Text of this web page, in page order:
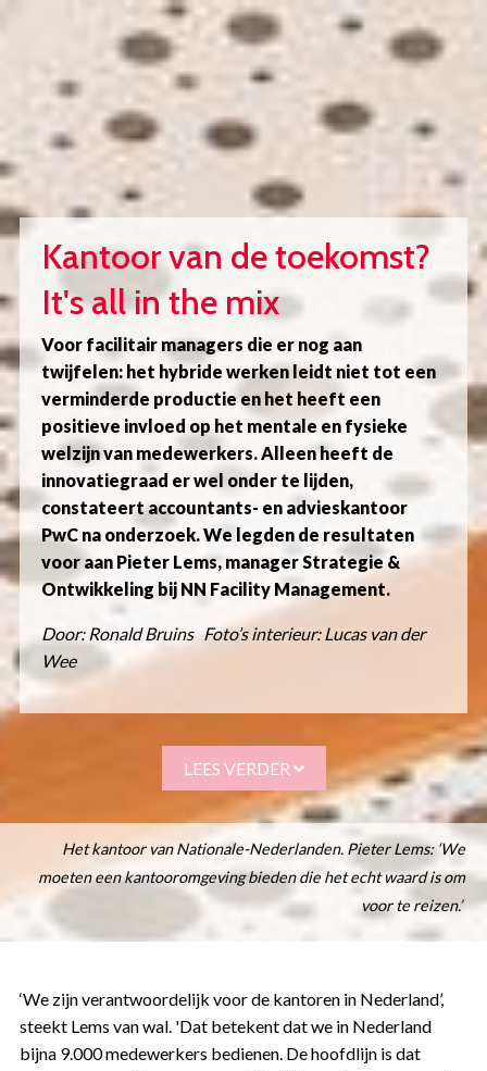
naar
inhoud
gaan
Kantoor van de toekomst?
It's all in the mix
Voor facilitair managers die er nog aan
twijfelen: het hybride werken leidt niet tot een
verminderde productie en het heeft een
positieve invloed op het mentale en fysieke
welzijn van medewerkers. Alleen heeft de
innovatiegraad er wel onder te lijden,
constateert accountants- en advieskantoor
PwC na onderzoek. We legden de resultaten
voor aan Pieter Lems, manager Strategie &
Ontwikkeling bij NN Facility Management.
Door: Ronald Bruins Foto’s interieur: Lucas van der
Wee
LEES VERDER
Het kantoor van Nationale-Nederlanden. Pieter Lems: ‘We
moeten een kantooromgeving bieden die het echt waard is om
voor te reizen.’
‘We zijn verantwoordelijk voor de kantoren in Nederland’,
steekt Lems van wal. 'Dat betekent dat we in Nederland
bijna 9.000 medewerkers bedienen. De hoofdlijn is dat